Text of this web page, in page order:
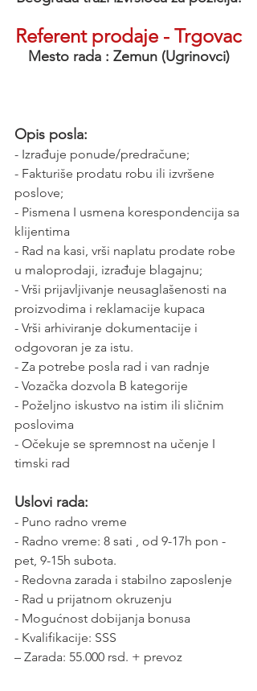
Referent prodaje - Trgovac
Mesto rada : Zemun (Ugrinovci)
Opis posla:
- Izrađuje ponude/predračune;
- Fakturiše prodatu robu ili izvršene
poslove;
- Pismena I usmena korespondencija sa
klijentima
- Rad na kasi, vrši naplatu prodate robe
u maloprodaji, izrađuje blagajnu;
- Vrši prijavljivanje neusaglašenosti na
proizvodima i reklamacije kupaca
- Vrši arhiviranje dokumentacije i
odgovoran je za istu.
- Za potrebe posla rad i van radnje
- Vozačka dozvola B kategorije
- Poželjno iskustvo na istim ili sličnim
poslovima
- Očekuje se spremnost na učenje I
timski rad
Uslovi rada:
- Puno radno vreme
- Radno vreme: 8 sati , od 9-17h pon -
pet, 9-15h subota.
- Redovna zarada i stabilno zaposlenje
- Rad u prijatnom okruzenju
- Mogućnost dobijanja bonusa
- Kvalifikacije: SSS
– Zarada: 55.000 rsd. + prevoz